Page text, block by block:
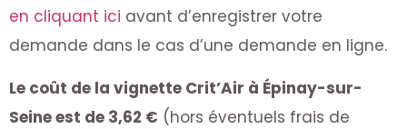
en cliquant ici avant d’enregistrer votre
demande dans le cas d’une demande en ligne.
Le coût de la vignette Crit’Air à Épinay-sur-
Seine est de 3,62 € (hors éventuels frais de